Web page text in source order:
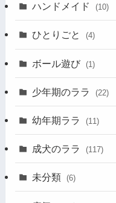
ハンドメイド (10)
ひとりごと (4)
ボール遊び (1)
少年期のララ (22)
幼年期ララ (11)
成犬のララ (117)
未分類 (6)